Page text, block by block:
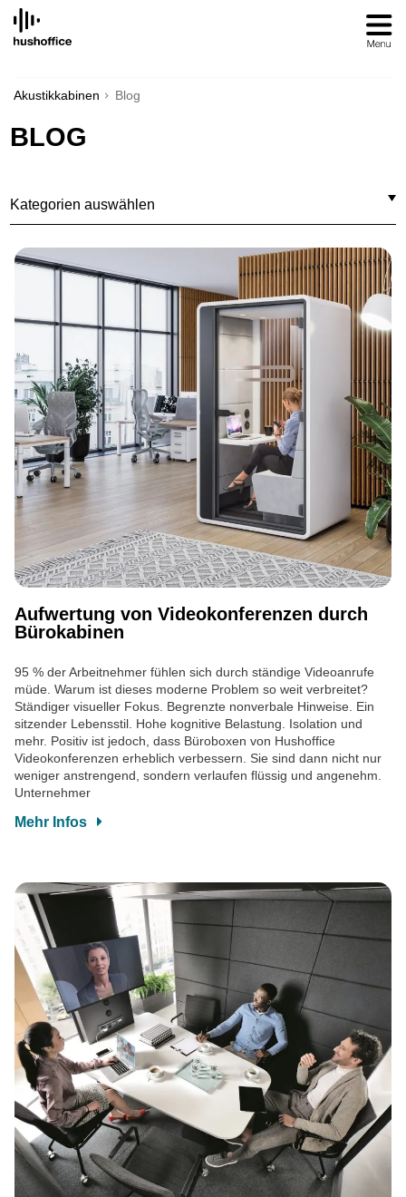
SKIP
CONTENT
Akustikkabinen Blog
BLOG
Kategorien auswählen
Aufwertung von Videokonferenzen durch
Bürokabinen
95 % der Arbeitnehmer fühlen sich durch ständige Videoanrufe
müde. Warum ist dieses moderne Problem so weit verbreitet?
Ständiger visueller Fokus. Begrenzte nonverbale Hinweise. Ein
sitzender Lebensstil. Hohe kognitive Belastung. Isolation und
mehr. Positiv ist jedoch, dass Büroboxen von Hushoffice
Videokonferenzen erheblich verbessern. Sie sind dann nicht nur
weniger anstrengend, sondern verlaufen flüssig und angenehm.
Unternehmer
Mehr Infos